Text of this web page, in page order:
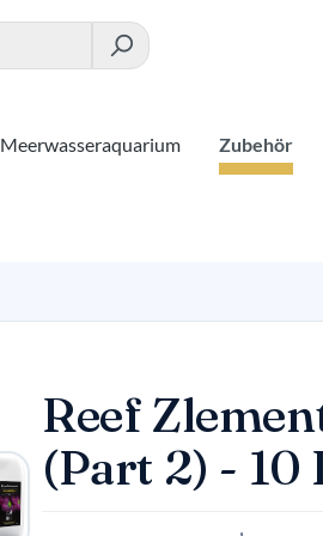
Meerwasseraquarium Zubehör
Reef
(Part 2) - 10